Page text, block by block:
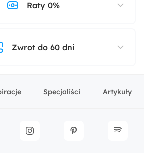
Raty 0%
Zwrot do 60 dni
Specjaliści Artykuły